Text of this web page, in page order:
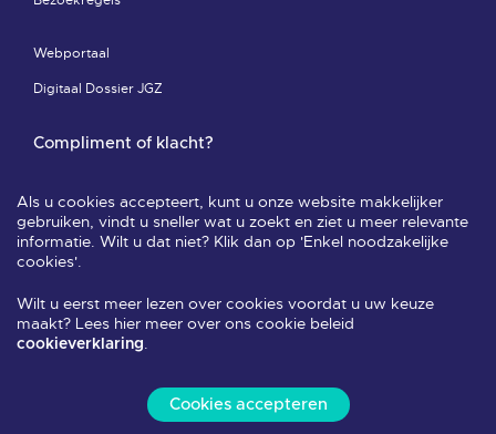
Webportaal
Digitaal Dossier JGZ
Compliment of klacht?
Leveringsvoorwaarden & privacy
Veelgestelde vragen
Volg ons
Als u cookies accepteert, kunt u onze website makkelijker
gebruiken, vindt u sneller wat u zoekt en ziet u meer relevante
informatie. Wilt u dat niet? Klik dan op 'Enkel noodzakelijke
cookies'.
Wilt u eerst meer lezen over cookies voordat u uw keuze
maakt? Lees hier meer over ons cookie beleid
cookieverklaring.
Cookies accepteren